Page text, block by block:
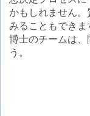
かもしれません
みることもでき
博士のチームは
う。